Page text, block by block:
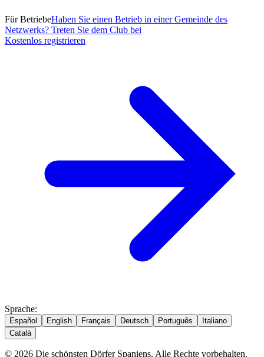
Für BetriebeHaben Sie einen Betrieb in einer Gemeinde des
Netzwerks? Treten Sie dem Club bei
Kostenlos registrieren
Sprache:
Español English Français Deutsch Português
Italiano
Català
© 2026 Die schönsten Dörfer Spaniens. Alle Rechte vorbehalten.